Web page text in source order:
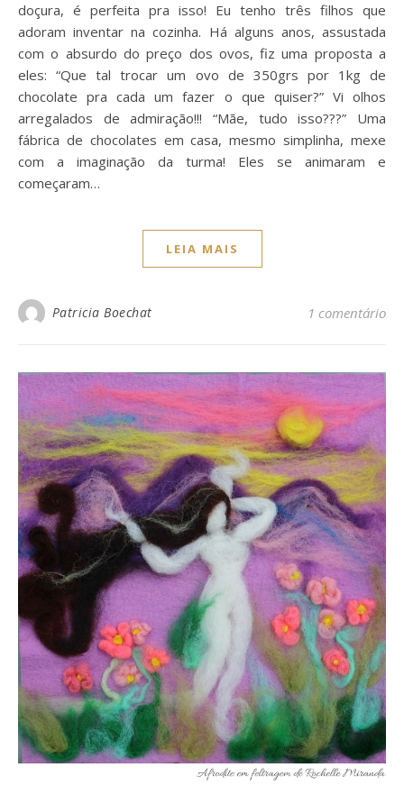
doçura, é perfeita pra isso! Eu tenho três filhos que
adoram inventar na cozinha. Há alguns anos, assustada
com o absurdo do preço dos ovos, fiz uma proposta a
eles: “Que tal trocar um ovo de 350grs por 1kg de
chocolate pra cada um fazer o que quiser?” Vi olhos
arregalados de admiração!!! “Mãe, tudo isso???” Uma
fábrica de chocolates em casa, mesmo simplinha, mexe
com a imaginação da turma! Eles se animaram e
começaram…
LEIA MAIS
Patricia Boechat 1 comentário